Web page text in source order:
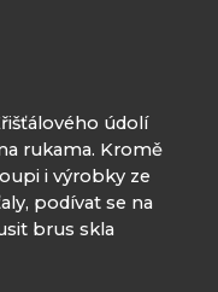
údolí
rukama. Kromě
i výrobky ze
podívat se na
brus skla